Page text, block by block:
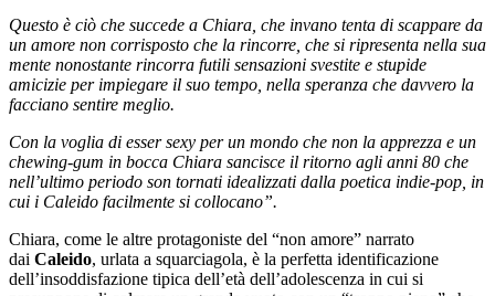
Questo è ciò che succede a Chiara, che invano tenta di scappare da
un amore non corrisposto che la rincorre, che si ripresenta nella sua
mente nonostante rincorra futili sensazioni svestite e stupide
amicizie per impiegare il suo tempo, nella speranza che davvero la
facciano sentire meglio.
Con la voglia di esser sexy per un mondo che non la apprezza e un
chewing-gum in bocca Chiara sancisce il ritorno agli anni 80 che
nell’ultimo periodo son tornati idealizzati dalla poetica indie-pop, in
cui i Caleido facilmente si collocano”.
Chiara, come le altre protagoniste del “non amore” narrato
dai Caleido, urlata a squarciagola, è la perfetta identificazione
dell’insoddisfazione tipica dell’età dell’adolescenza in cui si